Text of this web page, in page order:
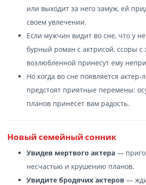
или выходит за него замуж, ей
своем увлечении.
Если мужчин видит во сне, что у
бурный роман с актрисой, ссоры с
возлюбленной принесут ему
Но когда во сне появляется
предстоят приятные перемены:
планов принесет вам радость.
Новый семейный сонник
Увидев мертвого актера —
несчастью и крушению планов.
Увидите бродячих актеров —